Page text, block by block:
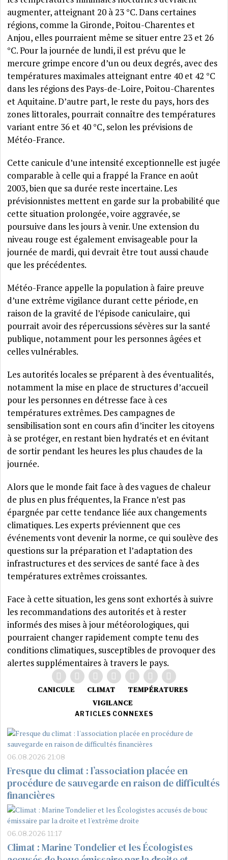
augmenter, atteignant 20 à 23 °C. Dans certaines
régions, comme la Gironde, Poitou-Charentes et
Anjou, elles pourraient même se situer entre 23 et 26
°C. Pour la journée de lundi, il est prévu que le
mercure grimpe encore d’un ou deux degrés, avec des
températures maximales atteignant entre 40 et 42 °C
dans les régions des Pays-de-Loire, Poitou-Charentes
et Aquitaine. D’autre part, le reste du pays, hors des
zones littorales, pourrait connaître des températures
variant entre 36 et 40 °C, selon les prévisions de
Météo-France.
Cette canicule d’une intensité exceptionnelle est jugée
comparable à celle qui a frappé la France en août
2003, bien que sa durée reste incertaine. Les
prévisionnistes mettent en garde sur la probabilité que
cette situation prolongée, voire aggravée, se
poursuive dans les jours à venir. Une extension du
niveau rouge est également envisageable pour la
journée de mardi, qui devrait être tout aussi chaude
que les précédentes.
Météo-France appelle la population à faire preuve
d’une extrême vigilance durant cette période, en
raison de la gravité de l’épisode caniculaire, qui
pourrait avoir des répercussions sévères sur la santé
publique, notamment pour les personnes âgées et
celles vulnérables.
Les autorités locales se préparent à des éventualités,
notamment la mise en place de structures d’accueil
pour les personnes en détresse face à ces
températures extrêmes. Des campagnes de
sensibilisation sont en cours afin d’inciter les citoyens
à se protéger, en restant bien hydratés et en évitant
de sortir pendant les heures les plus chaudes de la
journée.
Alors que le monde fait face à des vagues de chaleur
de plus en plus fréquentes, la France n’est pas
épargnée par cette tendance liée aux changements
climatiques. Les experts préviennent que ces
événements vont devenir la norme, ce qui soulève des
questions sur la préparation et l’adaptation des
infrastructures et des services de santé face à des
températures extrêmes croissantes.
Face à cette situation, les gens sont exhortés à suivre
les recommandations des autorités et à rester
informés des mises à jour météorologiques, qui
pourraient changer rapidement compte tenu des
conditions climatiques, susceptibles de provoquer des
alertes supplémentaires à travers le pays.
CANICULE CLIMAT
TEMPÉRATURES
VIGILANCE
ARTICLES CONNEXES
06.08.2026 21:08
Fresque du climat : l’association placée en
procédure de sauvegarde en raison de difficultés
financières
06.08.2026 11:17
Climat : Marine Tondelier et les Écologistes